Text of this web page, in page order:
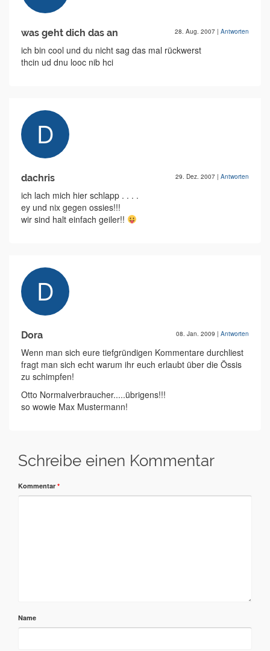
was geht dich das an 28. Aug. 2007 | Antworten
ich bin cool und du nicht sag das mal rückwerst
thcin ud dnu looc nib hci
dachris 29. Dez. 2007 | Antworten
ich lach mich hier schlapp . . . .
ey und nix gegen ossies!!!
wir sind halt einfach geiler!!
Dora 08. Jan. 2009 | Antworten
Wenn man sich eure tiefgründigen Kommentare durchliest
fragt man sich echt warum ihr euch erlaubt über die Össis
zu schimpfen!
Otto Normalverbraucher.....übrigens!!!
so wowie Max Mustermann!
Schreibe einen Kommentar
Kommentar *
Name